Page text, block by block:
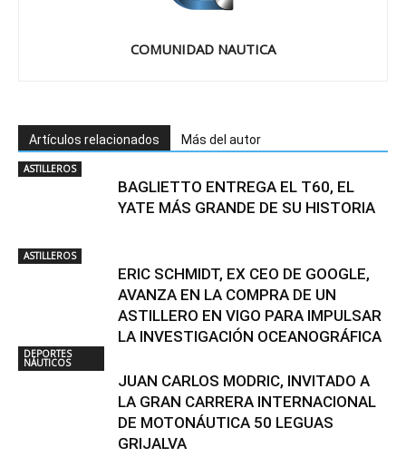
COMUNIDAD NAUTICA
Artículos relacionados Más del autor
ASTILLEROS
BAGLIETTO ENTREGA EL T60, EL
YATE MÁS GRANDE DE SU HISTORIA
ASTILLEROS
ERIC SCHMIDT, EX CEO DE GOOGLE,
AVANZA EN LA COMPRA DE UN
ASTILLERO EN VIGO PARA IMPULSAR
LA INVESTIGACIÓN OCEANOGRÁFICA
DEPORTES
NÁUTICOS
JUAN CARLOS MODRIC, INVITADO A
LA GRAN CARRERA INTERNACIONAL
DE MOTONÁUTICA 50 LEGUAS
GRIJALVA